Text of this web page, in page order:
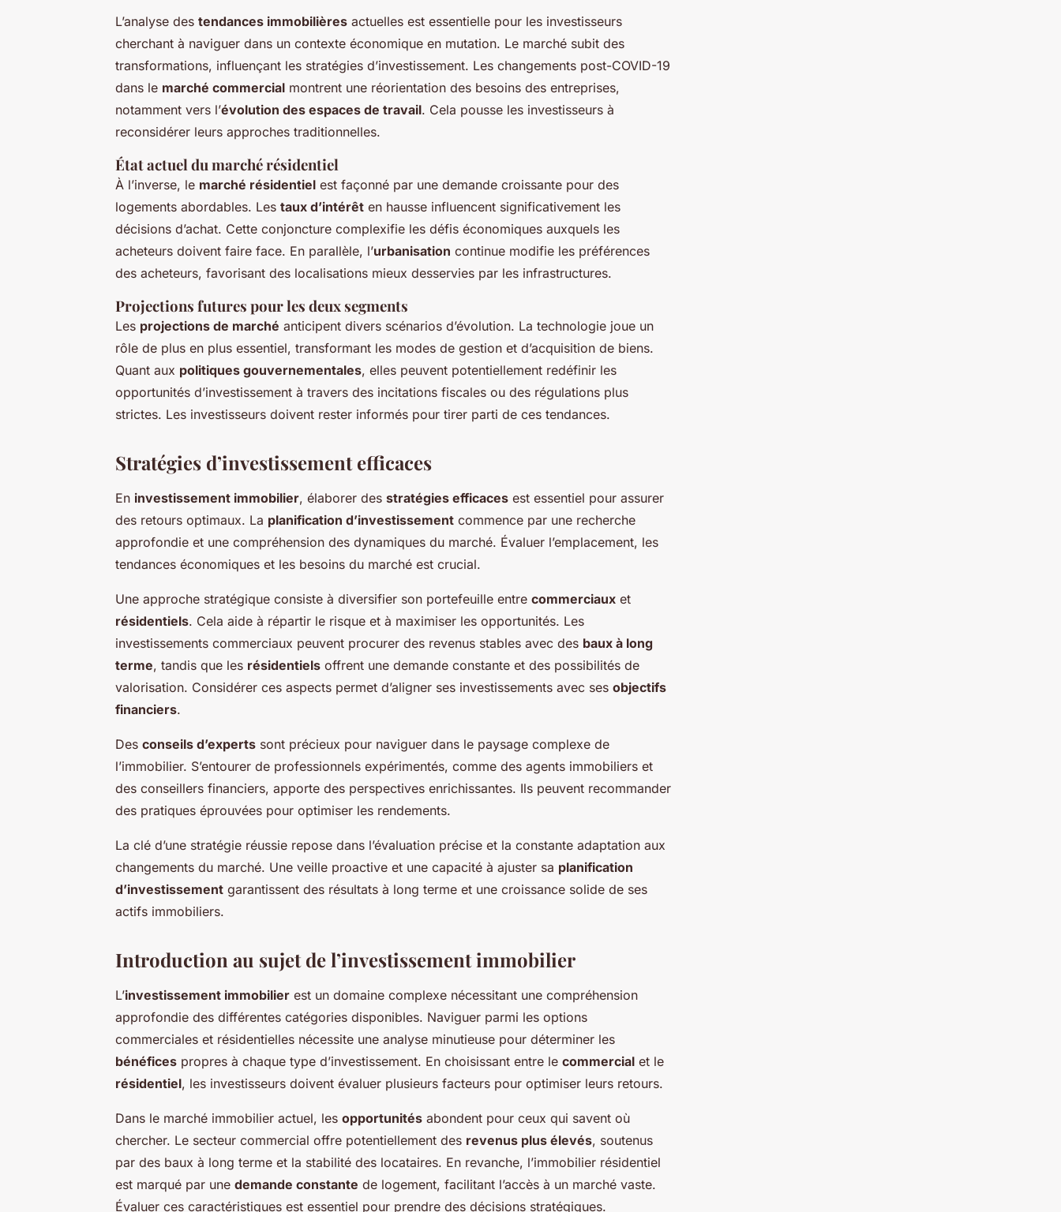
L’analyse des tendances immobilières actuelles est essentielle pour les investisseurs
cherchant à naviguer dans un contexte économique en mutation. Le marché subit des
transformations, influençant les stratégies d’investissement. Les changements post-COVID-19
dans le marché commercial montrent une réorientation des besoins des entreprises,
notamment vers l’évolution des espaces de travail. Cela pousse les investisseurs à
reconsidérer leurs approches traditionnelles.
État actuel du marché résidentiel
À l’inverse, le marché résidentiel est façonné par une demande croissante pour des
logements abordables. Les taux d’intérêt en hausse influencent significativement les
décisions d’achat. Cette conjoncture complexifie les défis économiques auxquels les
acheteurs doivent faire face. En parallèle, l’urbanisation continue modifie les préférences
des acheteurs, favorisant des localisations mieux desservies par les infrastructures.
Projections futures pour les deux segments
Les projections de marché anticipent divers scénarios d’évolution. La technologie joue un
rôle de plus en plus essentiel, transformant les modes de gestion et d’acquisition de biens.
Quant aux politiques gouvernementales, elles peuvent potentiellement redéfinir les
opportunités d’investissement à travers des incitations fiscales ou des régulations plus
strictes. Les investisseurs doivent rester informés pour tirer parti de ces tendances.
Stratégies d’investissement efficaces
En investissement immobilier, élaborer des stratégies efficaces est essentiel pour assurer
des retours optimaux. La planification d’investissement commence par une recherche
approfondie et une compréhension des dynamiques du marché. Évaluer l’emplacement, les
tendances économiques et les besoins du marché est crucial.
Une approche stratégique consiste à diversifier son portefeuille entre commerciaux et
résidentiels. Cela aide à répartir le risque et à maximiser les opportunités. Les
investissements commerciaux peuvent procurer des revenus stables avec des baux à long
terme, tandis que les résidentiels offrent une demande constante et des possibilités de
valorisation. Considérer ces aspects permet d’aligner ses investissements avec ses objectifs
financiers.
Des conseils d’experts sont précieux pour naviguer dans le paysage complexe de
l’immobilier. S’entourer de professionnels expérimentés, comme des agents immobiliers et
des conseillers financiers, apporte des perspectives enrichissantes. Ils peuvent recommander
des pratiques éprouvées pour optimiser les rendements.
La clé d’une stratégie réussie repose dans l’évaluation précise et la constante adaptation aux
changements du marché. Une veille proactive et une capacité à ajuster sa planification
d’investissement garantissent des résultats à long terme et une croissance solide de ses
actifs immobiliers.
Introduction au sujet de l’investissement immobilier
L’investissement immobilier est un domaine complexe nécessitant une compréhension
approfondie des différentes catégories disponibles. Naviguer parmi les options
commerciales et résidentielles nécessite une analyse minutieuse pour déterminer les
bénéfices propres à chaque type d’investissement. En choisissant entre le commercial et le
résidentiel, les investisseurs doivent évaluer plusieurs facteurs pour optimiser leurs retours.
Dans le marché immobilier actuel, les opportunités abondent pour ceux qui savent où
chercher. Le secteur commercial offre potentiellement des revenus plus élevés, soutenus
par des baux à long terme et la stabilité des locataires. En revanche, l’immobilier résidentiel
est marqué par une demande constante de logement, facilitant l’accès à un marché vaste.
Évaluer ces caractéristiques est essentiel pour prendre des décisions stratégiques.